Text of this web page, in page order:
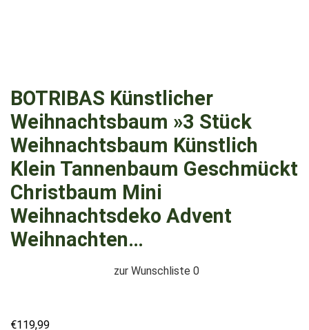
BOTRIBAS Künstlicher
Weihnachtsbaum »3 Stück
Weihnachtsbaum Künstlich
Klein Tannenbaum Geschmückt
Christbaum Mini
Weihnachtsdeko Advent
Weihnachten…
zur Wunschliste 0
€119,99